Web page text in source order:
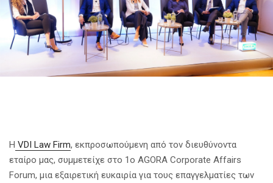
H VDI Law Firm, εκπροσωπούμενη από τον διευθύνοντα
εταίρο μας, συμμετείχε στο 1ο AGORA Corporate Affairs
Forum, μια εξαιρετική ευκαιρία για τους επαγγελματίες των